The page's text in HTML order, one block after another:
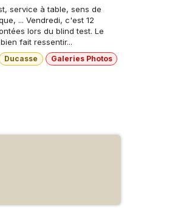
service à table, sens de
... Vendredi, c'est 12
lors du blind test. Le
fait ressentir...
Ducasse Galeries Photos